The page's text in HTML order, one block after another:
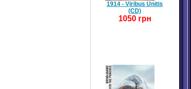
1914 - Viribus Unitis
(CD)
1050 грн